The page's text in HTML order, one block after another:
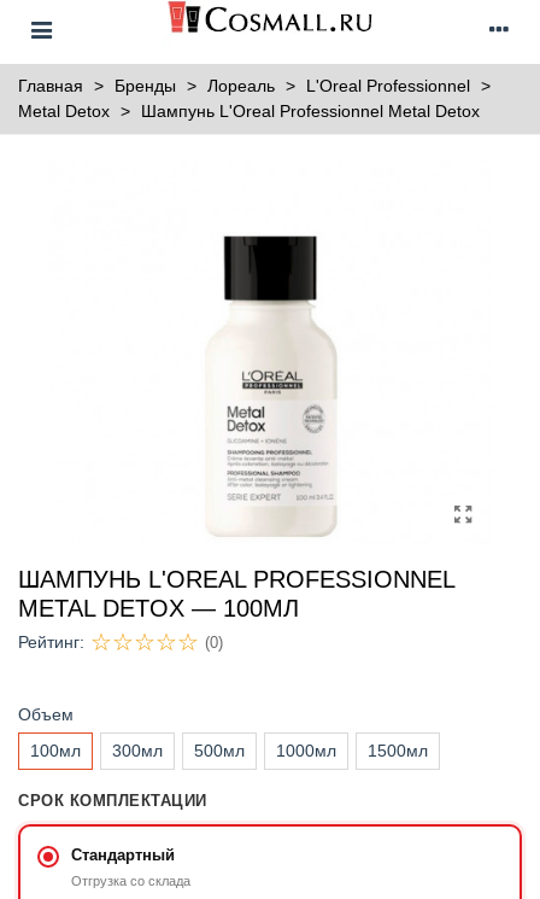
Главная > Бренды > Лореаль > L'Oreal Professionnel >
Metal Detox > Шампунь L'Oreal Professionnel Metal Detox
ШАМПУНЬ L'OREAL PROFESSIONNEL
METAL DETOX — 100МЛ
Рейтинг: (0)
Объем
100мл
300мл 500мл 1000мл 1500мл
СРОК КОМПЛЕКТАЦИИ
Стандартный
Отгрузка со склада